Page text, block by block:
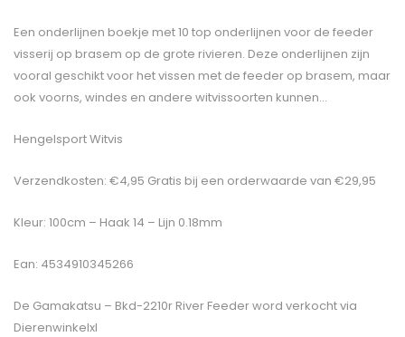
Een onderlijnen boekje met 10 top onderlijnen voor de feeder
visserij op brasem op de grote rivieren. Deze onderlijnen zijn
vooral geschikt voor het vissen met de feeder op brasem, maar
ook voorns, windes en andere witvissoorten kunnen…
Hengelsport Witvis
Verzendkosten: €4,95 Gratis bij een orderwaarde van €29,95
Kleur: 100cm – Haak 14 – Lijn 0.18mm
Ean: 4534910345266
De Gamakatsu – Bkd-2210r River Feederword verkocht via
Dierenwinkelxl